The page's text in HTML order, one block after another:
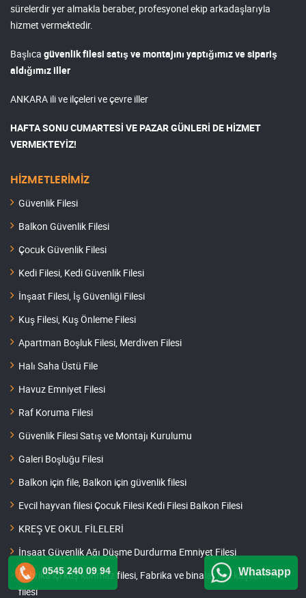
sürelerdir yer almakla beraber, profesyonel ekip arkadaşlarıyla
hizmet vermektedir.
Başlıca güvenlik filesi satış ve montajını yaptığımız ve sipariş
aldığımız iller
ANKARA ili ve ilçeleri ve çevre iller
HAFTA SONU CUMARTESİ VE PAZAR GÜNLERİ DE HİZMET
VERMEKTEYİZ!
HİZMETLERİMİZ
Güvenlik Filesi
Balkon Güvenlik Filesi
Çocuk Güvenlik Filesi
Kedi Filesi, Kedi Güvenlik Filesi
İnşaat Filesi, İş Güvenliği Filesi
Kuş Filesi, Kuş Önleme Filesi
Apartman Boşluk Filesi, Merdiven Filesi
Halı Saha Üstü File
Havuz Emniyet Filesi
Raf Koruma Filesi
Güvenlik Filesi Satış ve Montajı Kurulumu
Galeri Boşluğu Filesi
Balkon için file, Balkon için güvenlik filesi
Evcil hayvan filesi Çocuk Filesi Kedi Filesi Balkon Filesi
KREŞ VE OKUL FİLELERİ
İnşaat Güvenlik Ağı Düşme Durdurma Emniyet Filesi
Fabrika içi kuş konmaz filesi, Fabrika ve binalar için kuşkonmaz
filesi
0545 240 09 94 Whatsapp